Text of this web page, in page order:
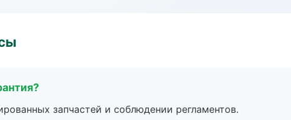
запчастей и соблюдении регламентов.